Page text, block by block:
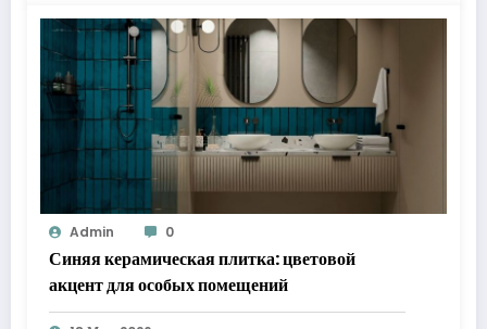
Admin 0
Синяя керамическая плитка: цветовой
акцент для особых помещений